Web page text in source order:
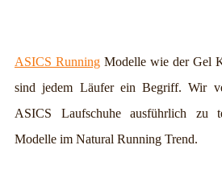
ASICS Running Modelle wie der Gel
sind jedem Läufer ein Begriff. Wir
ASICS Laufschuhe ausführlich zu
Modelle im Natural Running Trend.